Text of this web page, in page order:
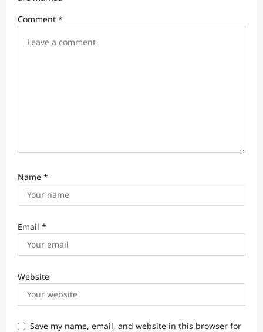
i
Comment *
Name *
Email *
Website
Save my name, email, and website in this browser for